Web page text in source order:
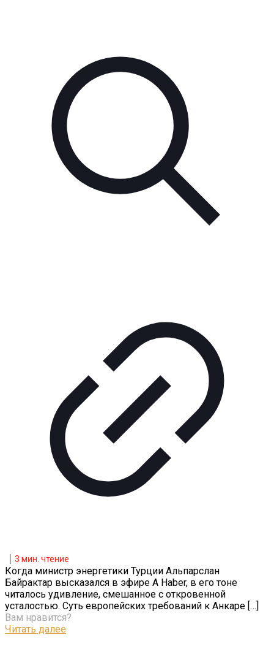
3 мин. чтение
Когда министр энергетики Турции Альпарслан
Байрактар высказался в эфире A Haber, в его тоне
читалось удивление, смешанное с откровенной
усталостью. Суть европейских требований к Анкаре […]
Вам нравится?
Читать далее